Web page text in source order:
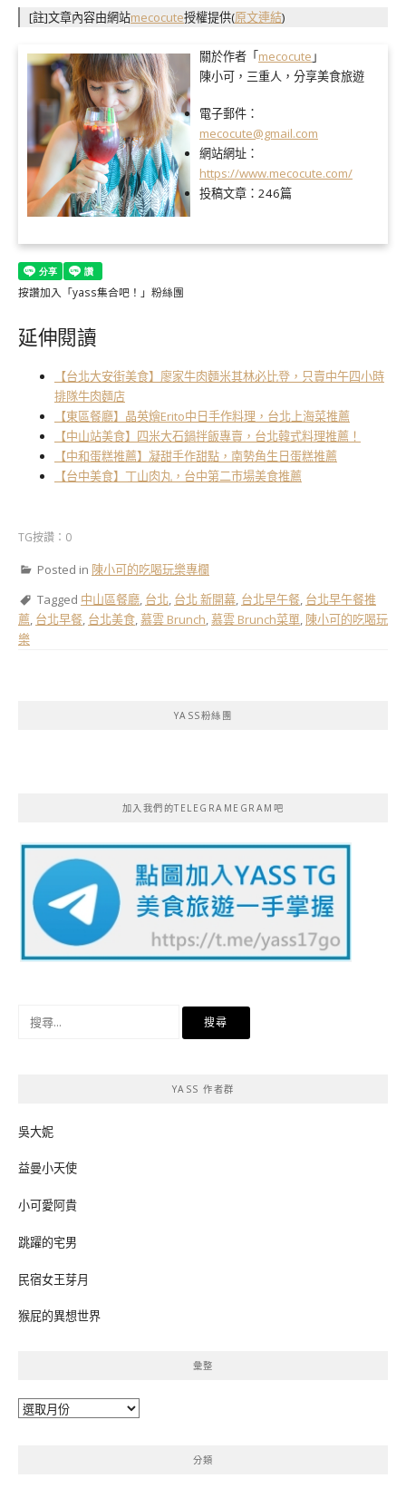
[註]文章內容由網站mecocute授權提供(原文連結)
關於作者「mecocute 」
陳小可，三重人，分享美食旅遊
電子郵件：
mecocute@gmail.com
網站網址：
https://www.mecocute.com/
投稿文章： 246篇
按讚加入「yass集合吧！」粉絲團
延伸閱讀
【台北大安街美食】廖家牛肉麵米其林必比登，只賣中午四小時
排隊牛肉麵店
【東區餐廳】晶英燴Erito中日手作料理，台北上海菜推薦
【中山站美食】四米大石鍋拌飯專賣，台北韓式料理推薦！
【中和蛋糕推薦】凝甜手作甜點，南勢角生日蛋糕推薦
【台中美食】丁山肉丸，台中第二市場美食推薦
TG按讚：0
Posted in 陳小可的吃喝玩樂專欄
Tagged 中山區餐廳 台北 台北 新開幕 台北早午餐 台北早午餐推
薦 台北早餐 台北美食 慕雲 Brunch 慕雲 Brunch菜單 陳小可的吃喝玩
樂
YASS粉絲團
加入我們的TELEGRAMEGRAM吧
YASS 作者群
吳大妮
益曼小天使
小可愛阿貴
跳躍的宅男
民宿女王芽月
猴屁的異想世界
彙整
彙
分類